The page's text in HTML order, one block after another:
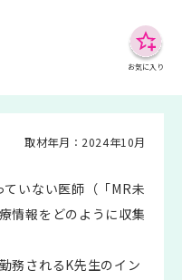
お気に入り
取材年月：2024年10月
いない医師（「MR未
情報をどのように収集
務されるK先生のイン